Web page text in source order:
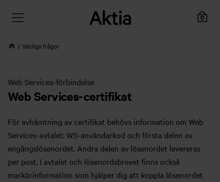
Vanliga frågor
Web Services-förbindelse
Web Services-certifikat
För avhämtning av certifikat behövs information om Web
Services-avtalet: WS-användarkod och första delen av
engångslösenordet. Andra delen av lösenordet levereras
per post. I avtalet och lösenordsbrevet finns också
markörinformation som hjälper dig att koppla lösenordet